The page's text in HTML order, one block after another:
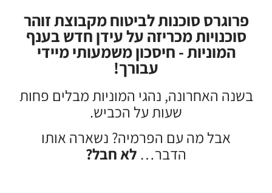
פרוגרס סוכנות לביטוח מקבוצת זוהר
סוכנויות מכריזה על עידן חדש בענף
המוניות - חיסכון משמעותי מיידי
עבורך!
בשנה האחרונה, נהגי המוניות מבלים פחות
שעות על הכביש.
אבל מה עם הפרמיה? נשארה אותו
הדבר… לא חבל?